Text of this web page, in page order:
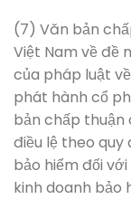
(7) Văn bản
Việt Nam về đề
của pháp luật
phát hành cổ
bản chấp thuận
điều lệ theo quy
bảo hiểm đối
kinh doanh bảo